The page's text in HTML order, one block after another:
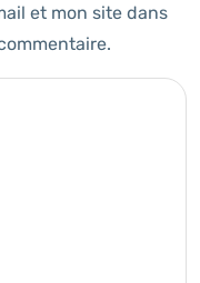
et mon site dans